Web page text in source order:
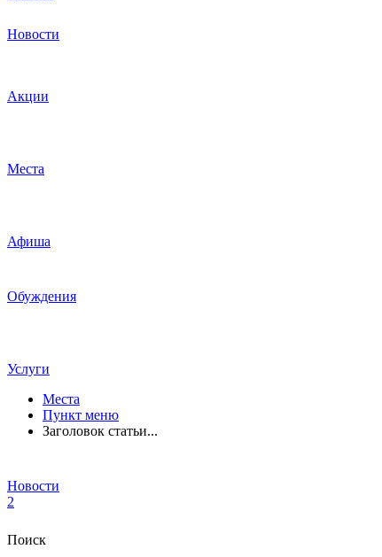
Новости
Акции
Места
Афиша
Обуждения
Услуги
Места
Пункт меню
Заголовок статьи...
Новости
2
Поиск